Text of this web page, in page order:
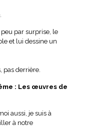
par surprise, le
et lui dessine un
pas derrière.
: Les œuvres de
aussi, je suis à
à notre